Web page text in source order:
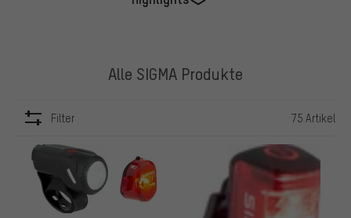
Alle SIGMA Produkte
Filter 75 Artikel
ARTIKEL